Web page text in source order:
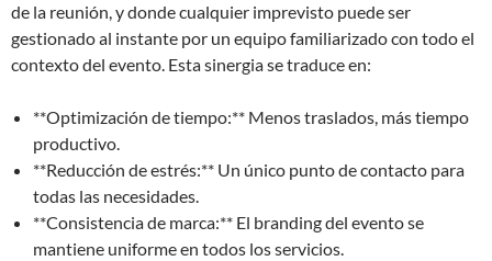
de la reunión, y donde cualquier imprevisto puede ser
gestionado al instante por un equipo familiarizado con todo el
contexto del evento. Esta sinergia se traduce en:
**Optimización de tiempo:** Menos traslados, más tiempo
productivo.
**Reducción de estrés:** Un único punto de contacto para
todas las necesidades.
**Consistencia de marca:** El branding del evento se
mantiene uniforme en todos los servicios.